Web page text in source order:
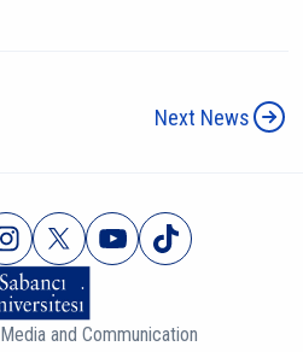
Next News
Media and Communication